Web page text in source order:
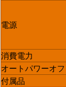
電源
消費電力
オートパワーオフ
付属品